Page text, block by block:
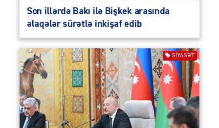
Son illərdə Bakı ilə Bişkek arasında
əlaqələr sürətlə inkişaf edib
SIYASƏT